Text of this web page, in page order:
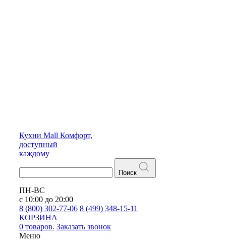
Кухни Mall Комфорт,
доступный
каждому
Поиск
ПН-ВС
с 10:00 до 20:00
8 (800) 302-77-06 8 (499) 348-15-11
КОРЗИНА
0 товаров. Заказать звонок
Меню